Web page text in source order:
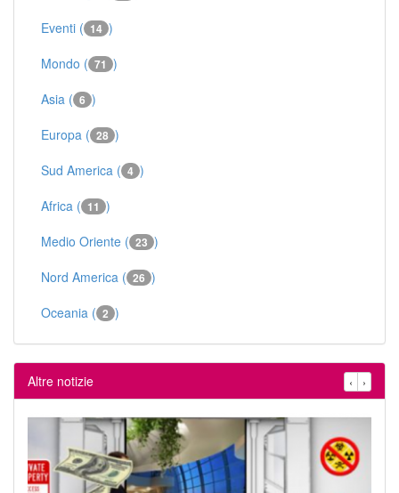
Eventi ( 14 )
Mondo ( 71 )
Asia ( 6 )
Europa ( 28 )
Sud America ( 4 )
Africa ( 11 )
Medio Oriente ( 23 )
Nord America ( 26 )
Oceania ( 2 )
Altre notizie ‹ ›